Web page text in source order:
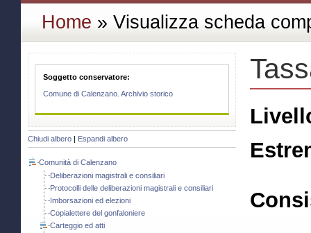
Home » Visualizza scheda
Soggetto conservatore:
Comune di Calenzano. Archivio storico
Chiudi albero Espandi albero
Comunità di Calenzano
Deliberazioni magistrali e consiliari
Protocolli delle deliberazioni magistrali e consiliari
Imborsazioni ed elezioni
Copialettere del gonfaloniere
Carteggio ed atti